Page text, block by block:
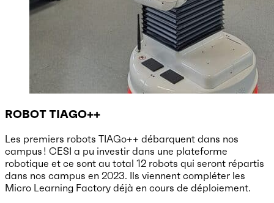
ROBOT TIAGO++
Les premiers robots TIAGo++ débarquent dans nos
campus ! CESI a pu investir dans une plateforme
robotique et ce sont au total 12 robots qui seront répartis
dans nos campus en 2023. Ils viennent compléter les
Micro Learning Factory déjà en cours de déploiement.